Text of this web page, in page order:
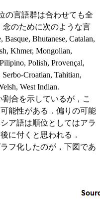
の言語群は合わせても全
念のために次のような言
Bhutanese, Catalan,
Khmer, Mongolian,
Polish, Provençal,
Croatian, Tahitian,
West Indian.
合を示しているが，こ
能性がある．偏りの可能
ア語は順位としてはアラ
に付くと思われる．
フ化したのが，下図であ